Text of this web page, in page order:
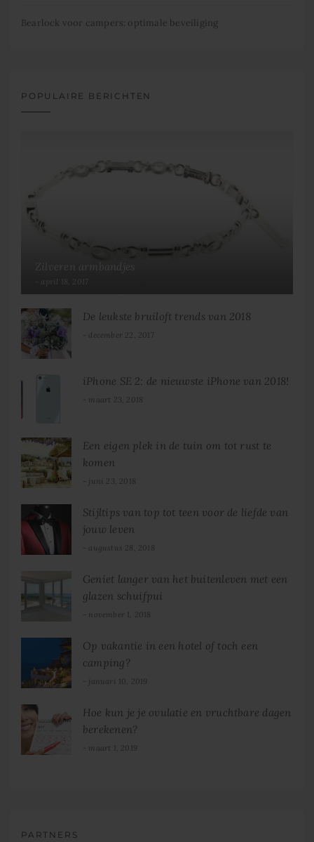
Bearlock voor campers: optimale beveiliging
POPULAIRE BERICHTEN
Zilveren armbandjes
april 18, 2017
De leukste bruiloft trends van 2018
december 22, 2017
iPhone SE 2: de nieuwste iPhone van 2018!
maart 23, 2018
Een eigen plek in de tuin om tot rust te
komen
juni 23, 2018
Stijltips van top tot teen voor de liefde van
jouw leven
augustus 28, 2018
Geniet langer van het buitenleven met een
glazen schuifpui
november 1, 2018
Op vakantie in een hotel of toch een
camping?
januari 10, 2019
Hoe kun je je ovulatie en vruchtbare dagen
berekenen?
maart 1, 2019
PARTNERS